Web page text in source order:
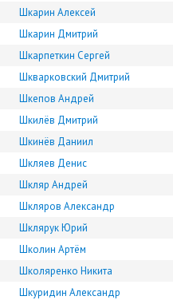
Шкарин Алексей
Шкарин Дмитрий
Шкарпеткин Сергей
Шкварковский Дмитрий
Шкепов Андрей
Шкилёв Дмитрий
Шкинёв Даниил
Шкляев Денис
Шкляр Андрей
Шкляров Александр
Шклярук Юрий
Школин Артём
Школяренко Никита
Шкуридин Александр